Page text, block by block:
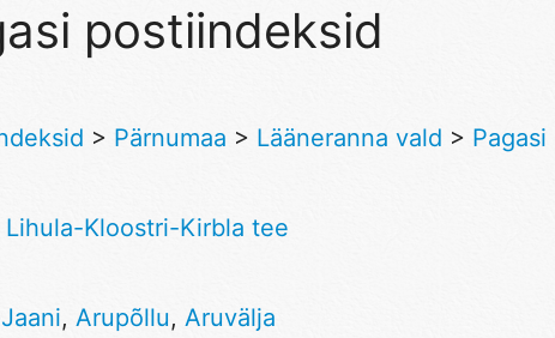
postiindeksid
> Pärnumaa > Lääneranna vald > Pagasi
Lihula-Kloostri-Kirbla tee
, Arupõllu, Aruvälja